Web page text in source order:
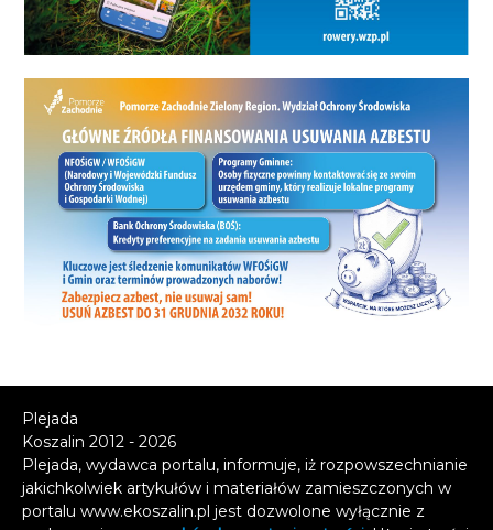
Plejada
Koszalin 2012 - 2026
Plejada, wydawca portalu, informuje, iż rozpowszechnianie
jakichkolwiek artykułów i materiałów zamieszczonych w
portalu www.ekoszalin.pl jest dozwolone wyłącznie z